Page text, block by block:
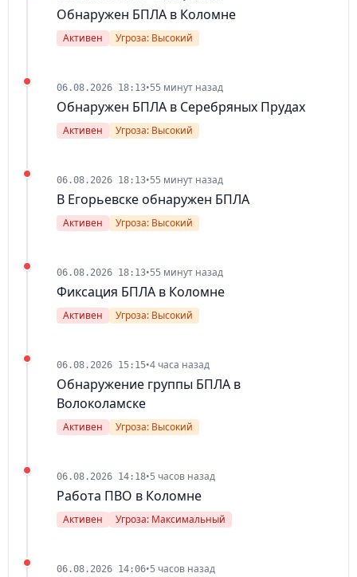
Обнаружен БПЛА в Коломне
Активен Угроза: Высокий
06.08.2026 18:13•55 минут назад
Обнаружен БПЛА в Серебряных Прудах
Активен Угроза: Высокий
06.08.2026 18:13•55 минут назад
В Егорьевске обнаружен БПЛА
Активен Угроза: Высокий
06.08.2026 18:13•55 минут назад
Фиксация БПЛА в Коломне
Активен Угроза: Высокий
06.08.2026 15:15•4 часа назад
Обнаружение группы БПЛА в
Волоколамске
Активен Угроза: Высокий
06.08.2026 14:18•5 часов назад
Работа ПВО в Коломне
Активен Угроза: Максимальный
06.08.2026 14:06•5 часов назад